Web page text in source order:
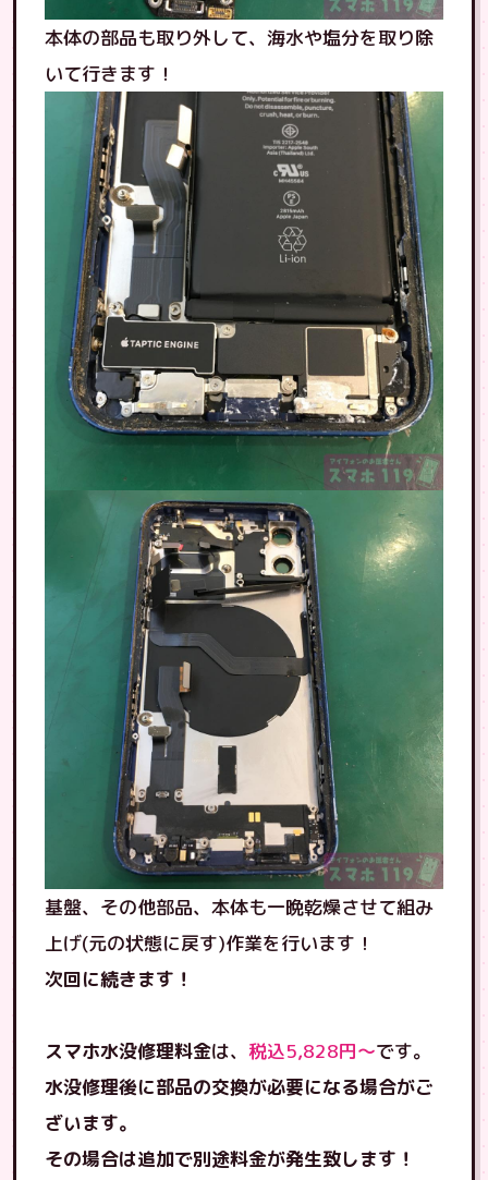
本体の部品も取り外して、海水や塩分を取り除
いて行きます！
基盤、その他部品、本体も一晩乾燥させて組み
上げ(元の状態に戻す)作業を行います！
次回に続きます！
スマホ水没修理料金は、 税込5,828円〜です。
水没修理後に部品の交換が必要になる場合がご
ざいます。
その場合は追加で別途料金が発生致します！